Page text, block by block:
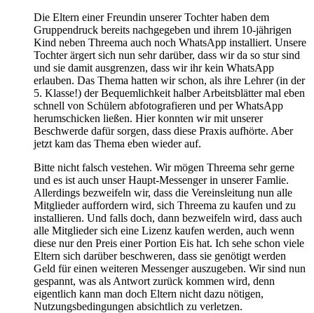
Die Eltern einer Freundin unserer Tochter haben dem
Gruppendruck bereits nachgegeben und ihrem 10-jährigen
Kind neben Threema auch noch WhatsApp installiert. Unsere
Tochter ärgert sich nun sehr darüber, dass wir da so stur sind
und sie damit ausgrenzen, dass wir ihr kein WhatsApp
erlauben. Das Thema hatten wir schon, als ihre Lehrer (in der
5. Klasse!) der Bequemlichkeit halber Arbeitsblätter mal eben
schnell von Schülern abfotografieren und per WhatsApp
herumschicken ließen. Hier konnten wir mit unserer
Beschwerde dafür sorgen, dass diese Praxis aufhörte. Aber
jetzt kam das Thema eben wieder auf.
Bitte nicht falsch vestehen. Wir mögen Threema sehr gerne
und es ist auch unser Haupt-Messenger in unserer Famlie.
Allerdings bezweifeln wir, dass die Vereinsleitung nun alle
Mitglieder auffordern wird, sich Threema zu kaufen und zu
installieren. Und falls doch, dann bezweifeln wird, dass auch
alle Mitglieder sich eine Lizenz kaufen werden, auch wenn
diese nur den Preis einer Portion Eis hat. Ich sehe schon viele
Eltern sich darüber beschweren, dass sie genötigt werden
Geld für einen weiteren Messenger auszugeben. Wir sind nun
gespannt, was als Antwort zurück kommen wird, denn
eigentlich kann man doch Eltern nicht dazu nötigen,
Nutzungsbedingungen absichtlich zu verletzen.